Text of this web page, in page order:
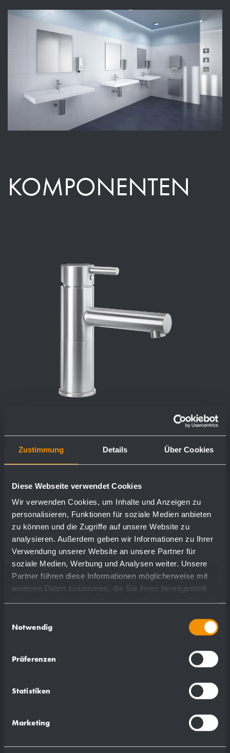
Zustimmung Details Über Cookies
Diese Webseite verwendet Cookies
Wir verwenden Cookies, um Inhalte und Anzeigen zu
personalisieren, Funktionen für soziale Medien anbieten
zu können und die Zugriffe auf unsere Website zu
analysieren. Außerdem geben wir Informationen zu Ihrer
Verwendung unserer Website an unsere Partner für
soziale Medien, Werbung und Analysen weiter. Unsere
Partner führen diese Informationen möglicherweise mit
weiteren Daten zusammen, die Sie ihnen bereitgestellt
Notwendig
Präferenzen
Statistiken
Marketing
KOMPONENTEN
Waschtischarmatur WA100
Ø 45 x 170 x 155 mm
Normaldruck
Mehr